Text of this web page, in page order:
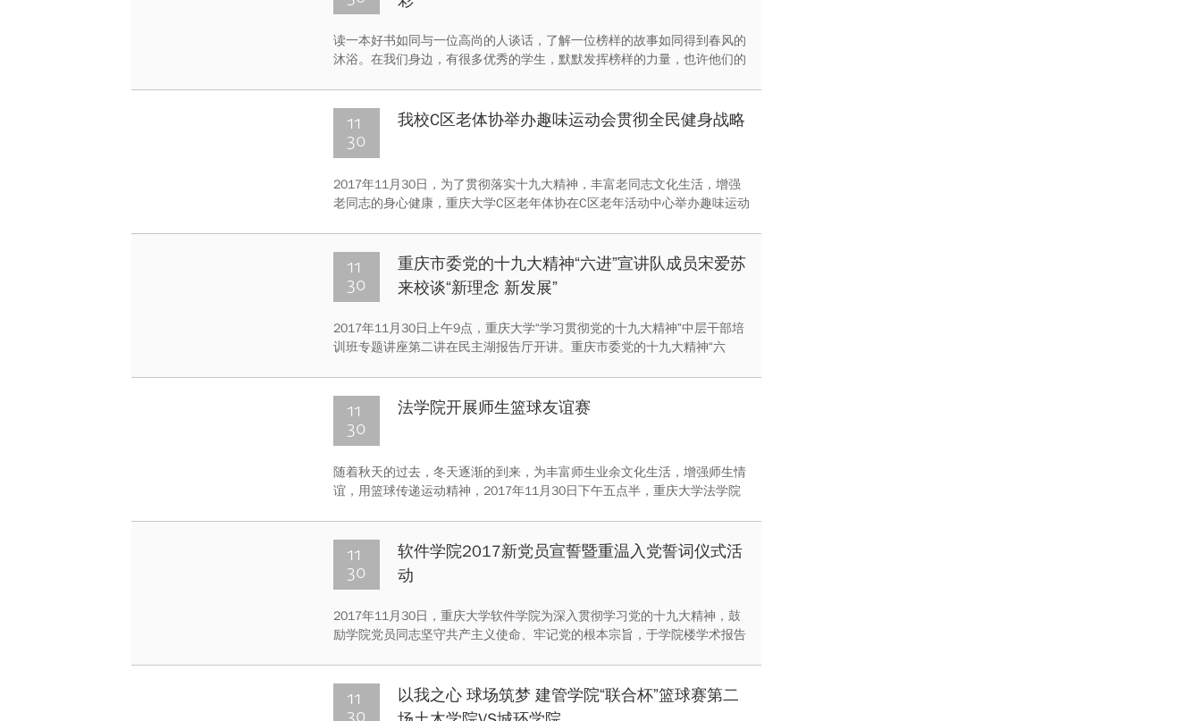
读一本好书如同与一位高尚的人谈话，了解一位榜样的故事如同得到春风的
沐浴。在我们身边，有很多优秀的学生，默默发挥榜样的力量，也许他们的
11
30
我校C区老体协举办趣味运动会贯彻全民健身战略
2017年11月30日，为了贯彻落实十九大精神，丰富老同志文化生活，增强
老同志的身心健康，重庆大学C区老年体协在C区老年活动中心举办趣味运动
11
30
重庆市委党的十九大精神“六进”宣讲队成员宋爱苏
来校谈“新理念 新发展”
2017年11月30日上午9点，重庆大学“学习贯彻党的十九大精神”中层干部培
训班专题讲座第二讲在民主湖报告厅开讲。重庆市委党的十九大精神“六
大地上》的专题报告。
11
30
法学院开展师生篮球友谊赛
随着秋天的过去，冬天逐渐的到来，为丰富师生业余文化生活，增强师生情
谊，用篮球传递运动精神，2017年11月30日下午五点半，重庆大学法学院
11
30
软件学院2017新党员宣誓暨重温入党誓词仪式活
动
2017年11月30日，重庆大学软件学院为深入贯彻学习党的十九大精神，鼓
励学院党员同志坚守共产主义使命、牢记党的根本宗旨，于学院楼学术报告
11
以我之心 球场筑梦 建管学院“联合杯”篮球赛第二